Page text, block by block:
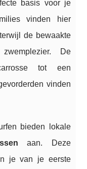
basis voor je
vinden hier
de bewaakte
De
tot een
vinden
bieden lokale
aan. Deze
je van je eerste